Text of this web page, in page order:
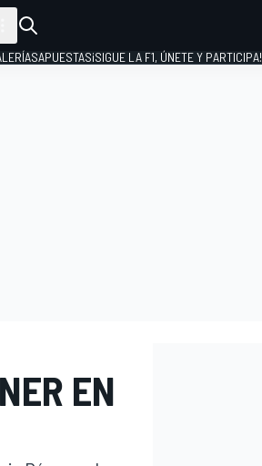
APUESTAS¡SIGUE LA F1, ÚNETE Y PARTICIPA!
EN